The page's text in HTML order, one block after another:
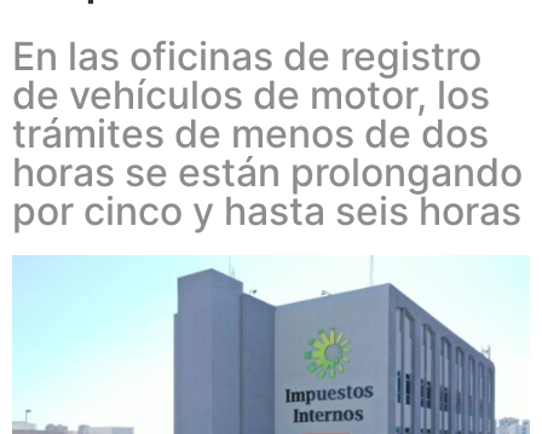
En las oficinas de registro
de vehículos de motor, los
trámites de menos de dos
horas se están prolongando
por cinco y hasta seis horas